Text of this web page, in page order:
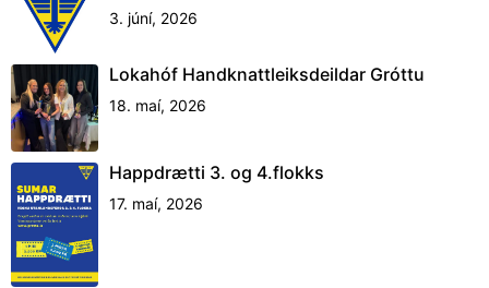
3. júní, 2026
Lokahóf Handknattleiksdeildar Gróttu
18. maí, 2026
Happdrætti 3. og 4.flokks
17. maí, 2026